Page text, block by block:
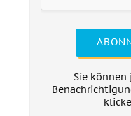
Sie können